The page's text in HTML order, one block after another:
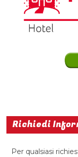
Richiedi
Per qualsiasi